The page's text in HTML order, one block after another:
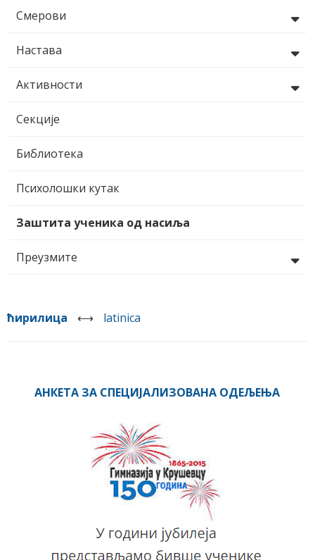
Смерови
Настава
Активности
Секције
Библиотека
Психолошки кутак
Заштита ученика од насиља
Преузмите
ћирилица ⟷ latinica
АНКЕТА ЗА СПЕЦИЈАЛИЗОВАНА ОДЕЉЕЊА